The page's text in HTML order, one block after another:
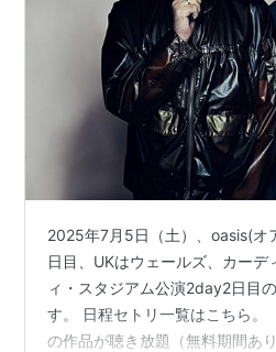
2000年1月、アナイス・ギ
同年9月にノエルとマシュー
2009年8月、リアムとの関
は解散。
2007年9月22日、サラ・マ
ヴァン・ギャラガーを授かる
2010年10月1日、サニー・
2011年6月18日、サラ・マ
2011年10月より
Noel
Birds（ノエル・ギャラガー
バーズ）として本格的なソ
2025年7月5日（土）、oasis(オ
日目、UKはウェールズ、カーデ
ィ・スタジアム公演2day2日目
す。 日程セトリ一覧はこちら
の作品が聴き放題（無料期間あ